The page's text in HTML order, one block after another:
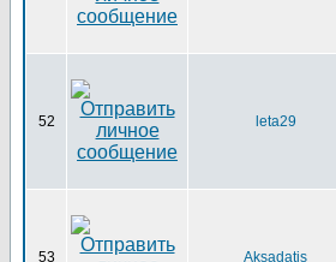
52 leta29
53 Aksadatis